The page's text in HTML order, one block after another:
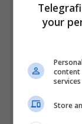
your
content
Store